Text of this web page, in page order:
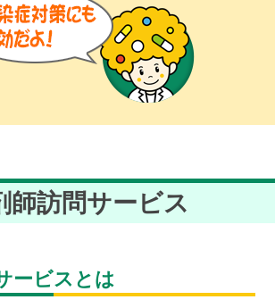
師訪問サービス
ービスとは